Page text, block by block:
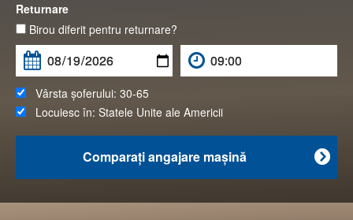
Returnare
Birou diferit pentru returnare?
Vârsta șoferului: 30-65
Locuiesc în: Statele Unite ale Americii

Comparaţi angajare maşină